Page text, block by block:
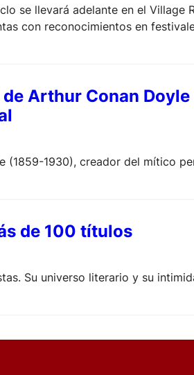
se llevará adelante en el
con reconocimientos en
Arthur Conan
1930), creador del mítico
de 100 títulos
Su universo literario y su